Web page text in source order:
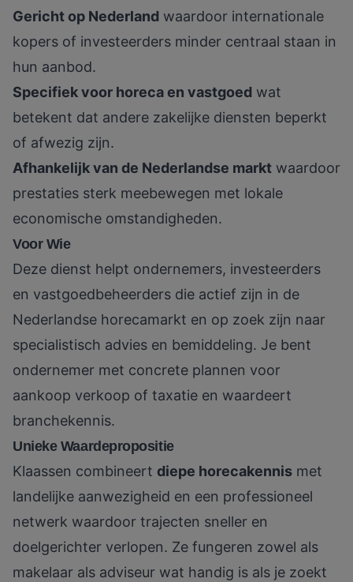
Gericht op Nederland waardoor internationale
kopers of investeerders minder centraal staan in
hun aanbod.
Specifiek voor horeca en vastgoed wat
betekent dat andere zakelijke diensten beperkt
of afwezig zijn.
Afhankelijk van de Nederlandse markt waardoor
prestaties sterk meebewegen met lokale
economische omstandigheden.
Voor Wie
Deze dienst helpt ondernemers, investeerders
en vastgoedbeheerders die actief zijn in de
Nederlandse horecamarkt en op zoek zijn naar
specialistisch advies en bemiddeling. Je bent
ondernemer met concrete plannen voor
aankoop verkoop of taxatie en waardeert
branchekennis.
Unieke Waardepropositie
Klaassen combineert diepe horecakennis met
landelijke aanwezigheid en een professioneel
netwerk waardoor trajecten sneller en
doelgerichter verlopen. Ze fungeren zowel als
makelaar als adviseur wat handig is als je zoekt